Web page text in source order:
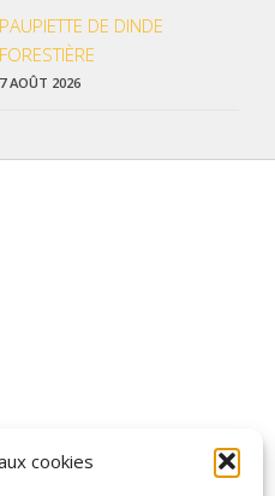
cookies
PAUPIETTE DE DINDE
FORESTIÈRE
7 AOÛT 2026
et les informations qui vous